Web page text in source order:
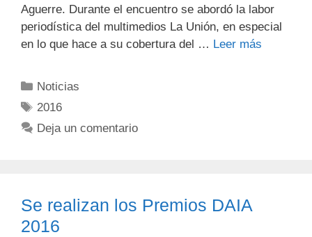
Aguerre. Durante el encuentro se abordó la labor
periodística del multimedios La Unión, en especial
en lo que hace a su cobertura del … Leer más
Noticias
2016
Deja un comentario
Se realizan los Premios DAIA
2016